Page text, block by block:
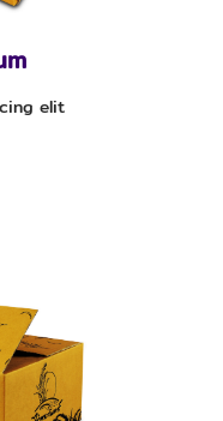
elit